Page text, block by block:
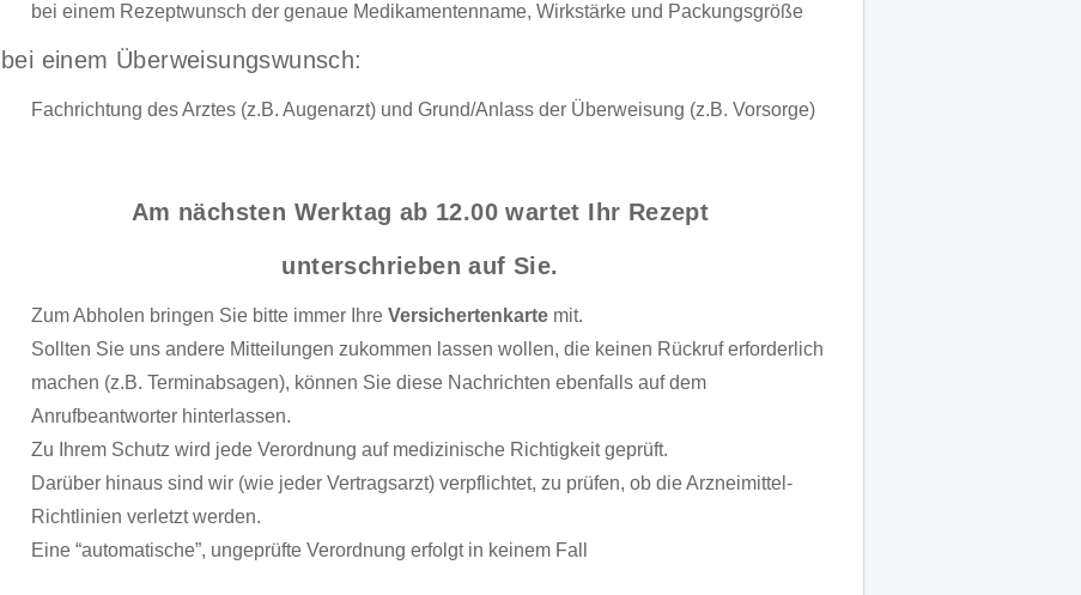
bei einem Rezeptwunsch der genaue Medikamentenname, Wirkstärke und Packungsgröße
bei einem Überweisungswunsch:
Fachrichtung des Arztes (z.B. Augenarzt) und Grund/Anlass der Überweisung (z.B. Vorsorge)
Am nächsten Werktag ab 12.00 wartet Ihr Rezept
unterschrieben auf Sie.
Zum Abholen bringen Sie bitte immer Ihre Versichertenkarte mit.
Sollten Sie uns andere Mitteilungen zukommen lassen wollen, die keinen Rückruf erforderlich
machen (z.B. Terminabsagen), können Sie diese Nachrichten ebenfalls auf dem
Anrufbeantworter hinterlassen.
Zu Ihrem Schutz wird jede Verordnung auf medizinische Richtigkeit geprüft.
Darüber hinaus sind wir (wie jeder Vertragsarzt) verpflichtet, zu prüfen, ob die Arzneimittel-
Richtlinien verletzt werden.
Eine “automatische”, ungeprüfte Verordnung erfolgt in keinem Fall